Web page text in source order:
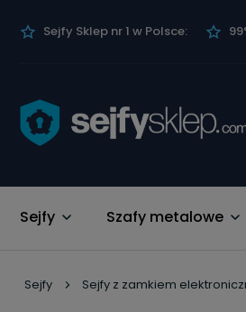
Sejfy Sklep nr 1 w Polsce:
Sejfy Szafy metalowe
Nowości
Sejfy Sejfy z zamkiem